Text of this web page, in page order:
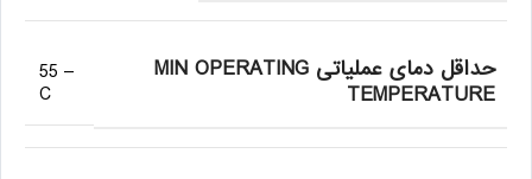
حداقل دمای عملیاتی MIN OPERATING
TEMPERATURE
– 55
C